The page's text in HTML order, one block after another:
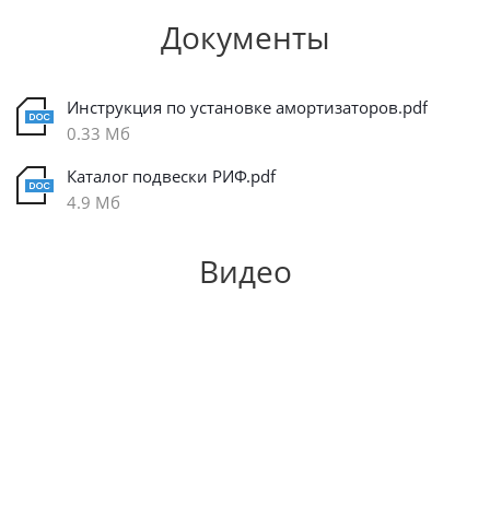
Документы
Инструкция по установке амортизаторов.pdf
0.33 Мб
Каталог подвески РИФ.pdf
4.9 Мб
Видео